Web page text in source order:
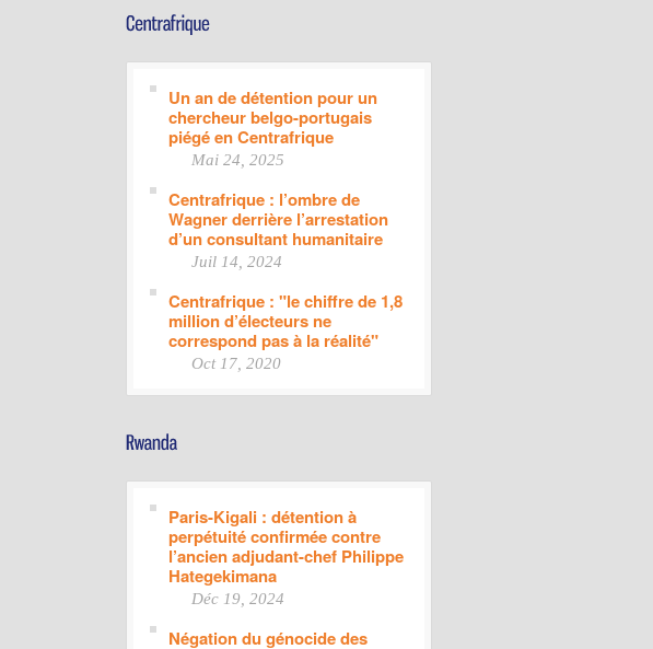
Un an de détention pour un
chercheur belgo-portugais
piégé en Centrafrique
Mai 24, 2025
Centrafrique : l’ombre de
Wagner derrière l’arrestation
d’un consultant humanitaire
Juil 14, 2024
Centrafrique : "le chiffre de 1,8
million d’électeurs ne
correspond pas à la réalité"
Oct 17, 2020
Paris-Kigali : détention à
perpétuité confirmée contre
l’ancien adjudant-chef Philippe
Hategekimana
Déc 19, 2024
Négation du génocide des